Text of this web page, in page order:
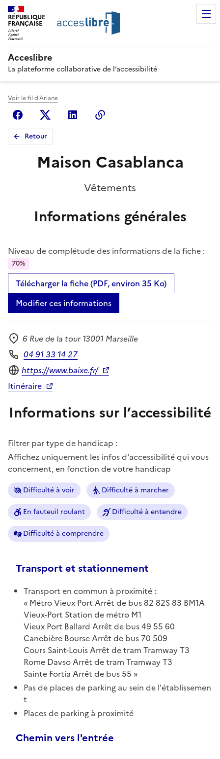
RÉPUBLIQUE
FRANÇAISE
Acceslibre
La plateforme collaborative de l’accessibilité
Voir le fil d'Ariane
FacebookX (anciennement Twitter)
Linkedin
Retour
Maison Casablanca
Vêtements
Informations générales
Niveau de complétude des informations de la fiche :
70%
Télécharger la fiche (PDF, environ 35 Ko)
Modifier ces informations
Adresse
6 Rue de la tour 13001 Marseille
Téléphone
04 91 33 14 27
Site internet
https://www.baixe.fr/
Itinéraire
Informations sur l’accessibilité
Filtrer par type de handicap :
Affichez uniquement les infos d'accessibilité qui vous
concernent, en fonction de votre handicap
Difficulté à voir Difficulté à marcher
En fauteuil roulant Difficulté à entendre
Difficulté à comprendre
Transport et stationnement
Transport en commun à proximité :
Métro Vieux Port Arrêt de bus 82 82S 83 BM1A
Vieux-Port Station de métro M1
Vieux Port Ballard Arrêt de bus 49 55 60
Canebière Bourse Arrêt de bus 70 509
Cours Saint-Louis Arrêt de tram Tramway T3
Rome Davso Arrêt de tram Tramway T3
Sainte Fortia Arrêt de bus 55
Pas de places de parking au sein de l'établissemen
t
Places de parking à proximité
Chemin vers l'entrée